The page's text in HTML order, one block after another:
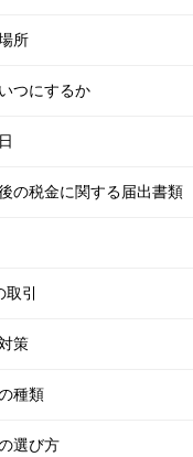
所
つにするか
の税金に関する届出書類
引
策
種類
選び方